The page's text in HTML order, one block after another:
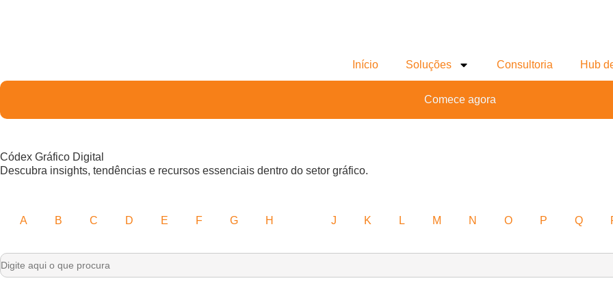
Início Soluções Consultoria Hub
Comece agora
Códex Gráfico Digital
Descubra insights, tendências e recursos essenciais dentro do setor gráfico.
A B C D E F G H J K L M N O P Q
Search
for: